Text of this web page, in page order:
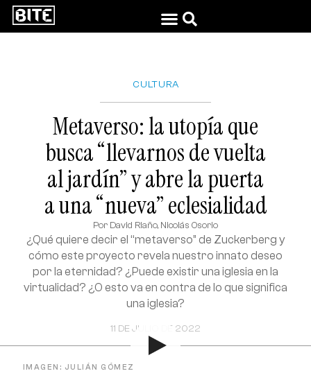
CULTURA
Metaverso: la utopía que
busca “llevarnos de vuelta
al jardín” y abre la puerta
a una “nueva” eclesialidad
Por David Riaño, Nicolás Osorio
11 DE JULIO DE 2022
¿Qué quiere decir el “metaverso” de Zuckerberg y
cómo este proyecto revela nuestro innato deseo
por la eternidad? ¿Puede existir una iglesia en la
virtualidad? ¿O esto va en contra de lo que significa
una iglesia?
IMAGEN: JULIÁN GÓMEZ